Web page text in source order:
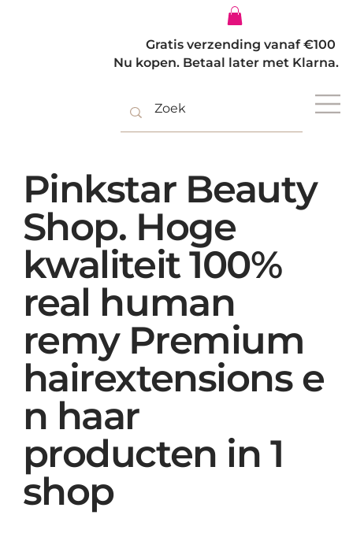
Gratis verzending vanaf €100
Nu kopen. Betaal later met Klarna.
Pinkstar Beauty
Shop. Hoge
kwaliteit 100%
real human
remy Premium
hairextensions e
n haar
producten in 1
shop